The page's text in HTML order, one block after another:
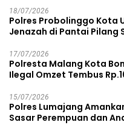
18/07/2026
Polres Probolinggo Kota
Jenazah di Pantai Pilang
17/07/2026
Polresta Malang Kota
Ilegal Omzet Tembus
15/07/2026
Polres Lumajang
Sasar Perempuan dan